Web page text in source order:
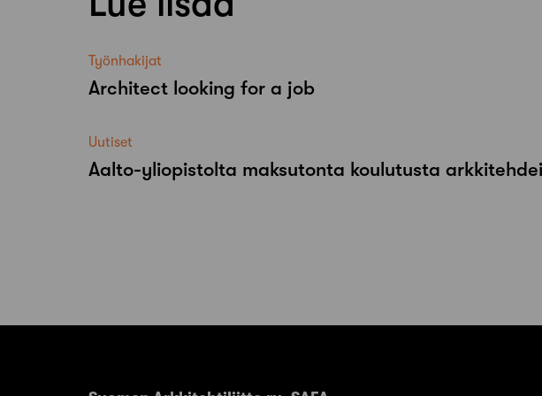
Työnhakijat
Architect looking for a job
Uutiset
Aalto-​yliopistolta maksutonta koulutusta